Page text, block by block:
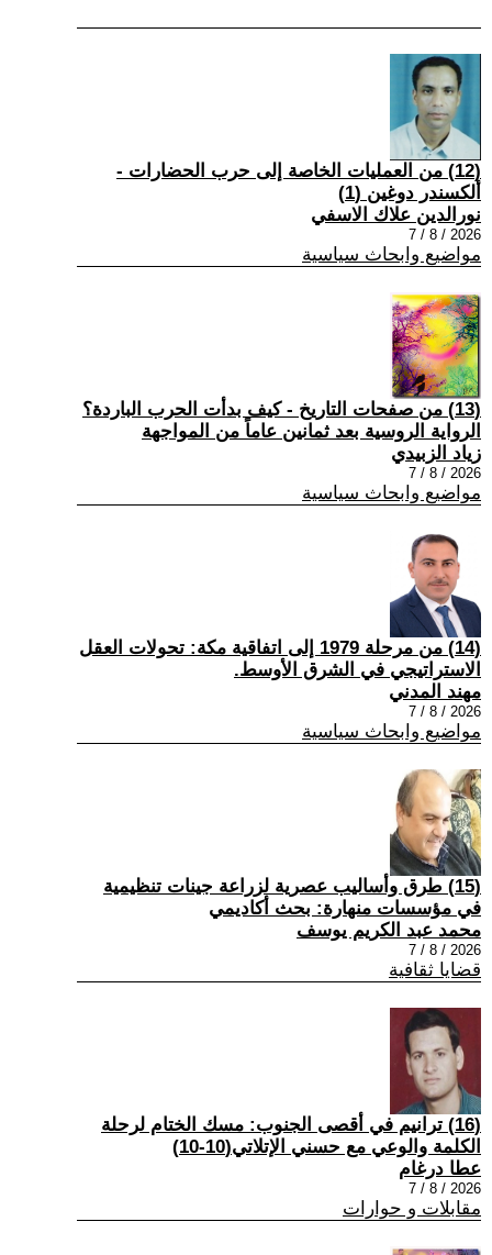
(12) من العمليات الخاصة إلى حرب الحضارات -
ألكسندر دوغين (1)
نورالدين علاك الاسفي
2026 / 8 / 7
مواضيع وابحاث سياسية
(13) من صفحات التاريخ - كيف بدأت الحرب الباردة؟
الرواية الروسية بعد ثمانين عاماً من المواجهة
زياد الزبيدي
2026 / 8 / 7
مواضيع وابحاث سياسية
(14) من مرحلة 1979 إلى اتفاقية مكة: تحولات العقل
الاستراتيجي في الشرق الأوسط.
مهند المدني
2026 / 8 / 7
مواضيع وابحاث سياسية
(15) طرق وأساليب عصرية لزراعة جينات تنظيمية
في مؤسسات منهارة: بحث أكاديمي
محمد عبد الكريم يوسف
2026 / 8 / 7
قضايا ثقافية
(16) ترانيم في أقصى الجنوب: مسك الختام لرحلة
الكلمة والوعي مع حسني الإتلاتي(10-10)
عطا درغام
2026 / 8 / 7
مقابلات و حوارات